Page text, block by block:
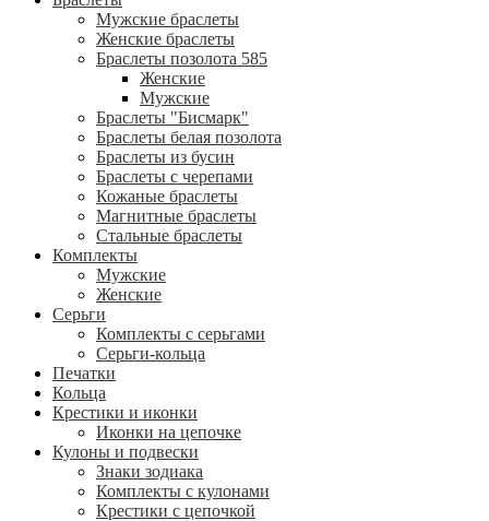
Мужские браслеты
Женские браслеты
Браслеты позолота 585
Женские
Мужские
Браслеты "Бисмарк"
Браслеты белая позолота
Браслеты из бусин
Браслеты с черепами
Кожаные браслеты
Магнитные браслеты
Стальные браслеты
Комплекты
Мужские
Женские
Серьги
Комплекты с серьгами
Серьги-кольца
Печатки
Кольца
Крестики и иконки
Иконки на цепочке
Кулоны и подвески
Знаки зодиака
Комплекты с кулонами
Крестики с цепочкой